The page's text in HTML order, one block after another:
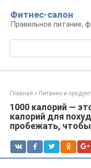
контенту
Фитнес-салон
Правильное питание,
Главная » Питание и
1000 калорий —
калорий для
пробежать,